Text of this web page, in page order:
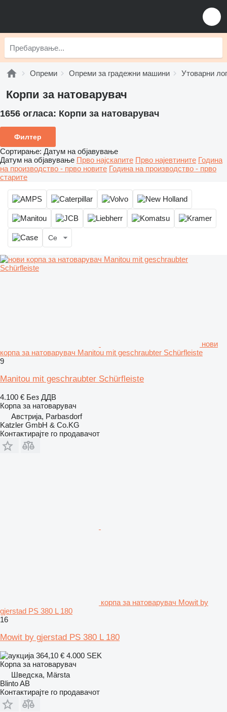
Опреми Опреми за градежни машини Утоварни
Корпи за натоварувач
1656 огласа: Корпи за натоварувач
Филтер
Сортирање: Датум на објавување
Датум на објавување Прво најскапите Прво најевтините Година
на производство - прво новите Година на производство - прво
старите
Се
нови
корпа за натоварувач Manitou mit geschraubter Schürfleiste
9
Manitou mit geschraubter Schürfleiste
4.100 € Без ДДВ
Корпа за натоварувач
Австрија, Parbasdorf
Katzler GmbH & Co.KG
Контактирајте го продавачот
корпа за натоварувач Mowit by
gjerstad PS 380 L 180
16
Mowit by gjerstad PS 380 L 180
364,10 € 4.000 SEK
Корпа за натоварувач
Шведска, Märsta
Blinto AB
Контактирајте го продавачот